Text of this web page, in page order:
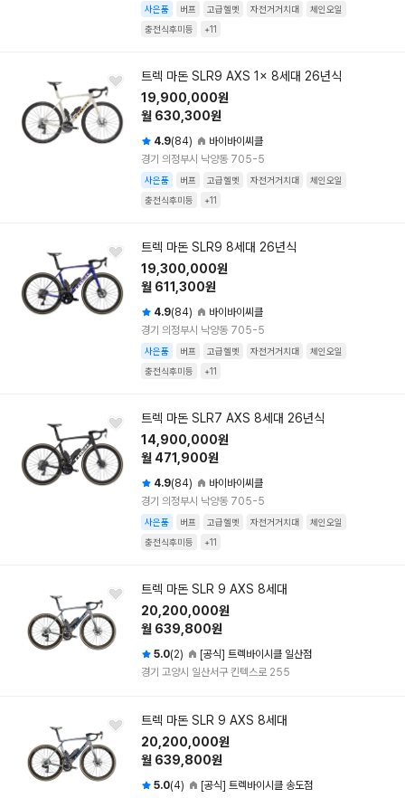
사은품 버프 고급헬멧 자전거거치대
체인오일
충전식후미등
+11
트렉 마돈 SLR9 AXS 1x 8세대 26년식
19,900,000원
월 630,300원
4.9(84)
바이바이씨클
경기 의정부시 낙양동 705-5
사은품 버프 고급헬멧 자전거거치대
체인오일
충전식후미등
+11
트렉 마돈 SLR9 8세대 26년식
19,300,000원
월 611,300원
4.9(84)
바이바이씨클
경기 의정부시 낙양동 705-5
사은품 버프 고급헬멧 자전거거치대
체인오일
충전식후미등
+11
트렉 마돈 SLR7 AXS 8세대 26년식
14,900,000원
월 471,900원
4.9(84)
바이바이씨클
경기 의정부시 낙양동 705-5
사은품 버프 고급헬멧 자전거거치대
체인오일
충전식후미등
+11
트렉 마돈 SLR 9 AXS 8세대
20,200,000원
월 639,800원
5.0(2)
[공식] 트렉바이시클 일산점
경기 고양시 일산서구 킨텍스로 255
트렉 마돈 SLR 9 AXS 8세대
20,200,000원
월 639,800원
5.0(4)
[공식] 트렉바이시클 송도점